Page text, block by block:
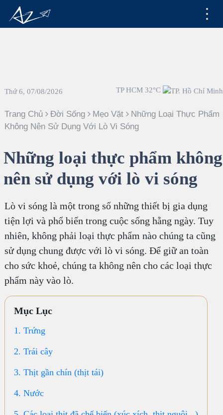
Thứ 6, 07/08/2026 TP HCM 32°C
Trang Chủ Đời Sống Mẹo Vặt
Những Loại Thực Phẩm
Không Nên Sử Dụng Với Lò Vi Sóng
Những loại thực phẩm không
nên sử dụng với lò vi sóng
Lò vi sóng là một trong số những thiết bị gia dụng
tiện lợi và phổ biến trong cuộc sống hằng ngày. Tuy
nhiên, không phải loại thực phẩm nào chúng ta cũng
sử dụng chung được với lò vi sóng. Để giữ an toàn
cho sức khoẻ, chúng ta không nên cho các loại thực
phẩm này vào lò.
Mục Lục
1. Trứng
2. Trái cây
3. Thịt gần chín (thịt tái)
4. Nước